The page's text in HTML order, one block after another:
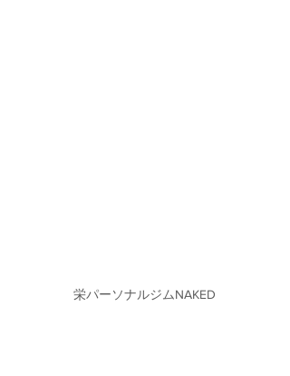
栄パーソナルジムNAKED